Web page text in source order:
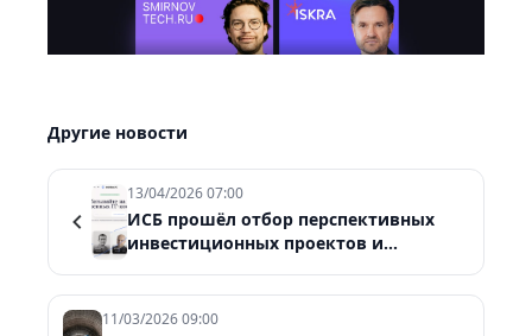
Другие новости
13/04/2026 07:00
ИСБ прошёл отбор перспективных
инвестиционных проектов и
11/03/2026 09:00